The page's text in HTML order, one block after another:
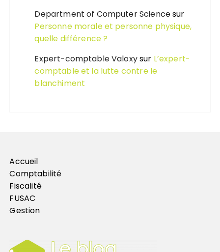
Department of Computer Sciencesur
Personne morale et personne physique,
quelle différence ?
Expert-comptable Valoxysur L’expert-
comptable et la lutte contre le
blanchiment
Accueil
Comptabilité
Fiscalité
FUSAC
Gestion